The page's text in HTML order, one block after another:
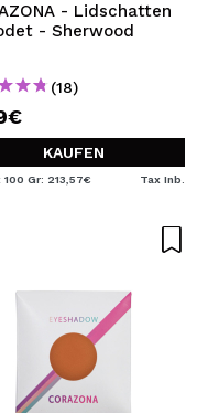
- Lidschatten
- Sherwood
(18)
KAUFEN
100 Gr: 213,57€ Tax Inb.